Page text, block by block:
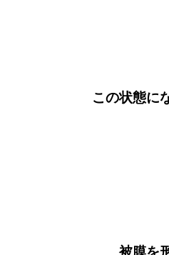
この状態に
被膜を